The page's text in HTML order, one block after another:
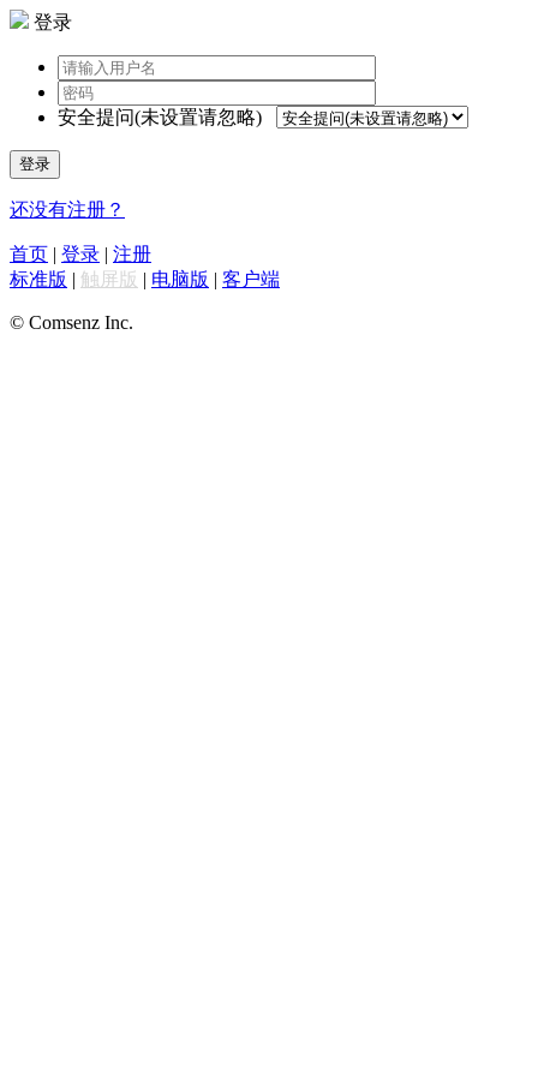
登录
安全提问(未设置请忽略)
登录
还没有注册？
首页 | 登录 | 注册
标准版 | 触屏版 | 电脑版 | 客户端
© Comsenz Inc.